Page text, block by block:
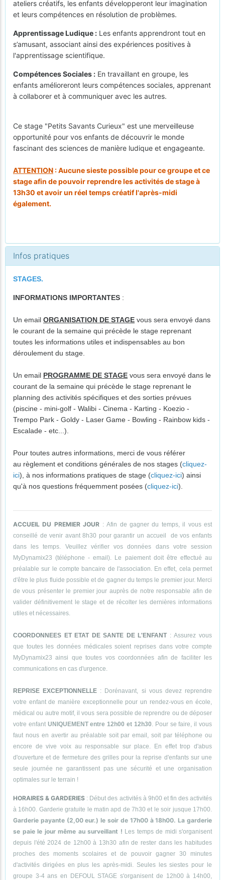
ateliers créatifs, les enfants développeront leur imagination
et leurs compétences en résolution de problèmes.
Apprentissage Ludique : Les enfants apprendront tout en
s’amusant, associant ainsi des expériences positives à
l'apprentissage scientifique.
Compétences Sociales : En travaillant en groupe, les
enfants amélioreront leurs compétences sociales, apprenant
à collaborer et à communiquer avec les autres.
Ce stage "Petits Savants Curieux" est une merveilleuse
opportunité pour vos enfants de découvrir le monde
fascinant des sciences de manière ludique et engageante.
ATTENTION : Aucune sieste possible pour ce groupe et ce
stage afin de pouvoir reprendre les activités de stage à
13h30 et avoir un réel temps créatif l'après-midi
également.
Infos pratiques
STAGES.
INFORMATIONS IMPORTANTES :
Un email ORGANISATION DE STAGE vous sera envoyé dans
le courant de la semaine qui précède le stage reprenant
toutes les informations utiles et indispensables au bon
déroulement du stage.
Un email PROGRAMME DE STAGE vous sera envoyé dans le
courant de la semaine qui précède le stage reprenant le
planning des activités spécifiques et des sorties prévues
(piscine - mini-golf - Walibi - Cinema - Karting - Koezio -
Trempo Park - Goldy - Laser Game - Bowling - Rainbow kids -
Escalade - etc...).
Pour toutes autres informations, merci de vous référer
au règlement et conditions générales de nos stages (cliquez-
ici), à nos informations pratiques de stage (cliquez-ici) ainsi
qu'à nos questions fréquemment posées (cliquez-ici).
ACCUEIL DU PREMIER JOUR : Afin de gagner du temps, il vous est
conseillé de venir avant 8h30 pour garantir un accueil de vos enfants
dans les temps. Veuillez vérifier vos données dans votre session
MyDynamix23 (téléphone - email). Le paiement doit être effectué au
préalable sur le compte bancaire de l'association. En effet, cela permet
d'être le plus fluide possible et de gagner du temps le premier jour. Merci
de vous présenter le premier jour auprès de notre responsable afin de
valider définitivement le stage et de récolter les dernières informations
utiles et nécessaires.
COORDONNEES ET ETAT DE SANTE DE L'ENFANT: Assurez vous
que toutes les données médicales soient reprises dans votre compte
MyDynamix23 ainsi que toutes vos coordonnées afin de faciliter les
communications en cas d'urgence.
REPRISE EXCEPTIONNELLE : Dorénavant, si vous devez reprendre
votre enfant de manière exceptionnelle pour un rendez-vous en école,
médical ou autre motif, il vous sera possible de reprendre ou de déposer
votre enfant UNIQUEMENT entre 12h00 et 12h30. Pour se faire, il vous
faut nous en avertir au préalable soit par email, soit par téléphone ou
encore de vive voix au responsable sur place. En effet trop d'abus
d'ouverture et de fermeture des grilles pour la reprise d'enfants sur une
seule journée ne garantissent pas une sécurité et une organisation
optimales sur le terrain !
HORAIRES & GARDERIES : Début des activités à 9h00 et fin des activités
à 16h00. Garderie gratuite le matin apd de 7h30 et le soir jusque 17h00.
Garderie payante (2,00 eur.) le soir de 17h00 à 18h00. La garderie
se paie le jour même au surveillant ! Les temps de midi s'organisent
depuis l'été 2024 de 12h00 à 13h30 afin de rester dans les habitudes
proches des moments scolaires et de pouvoir gagner 30 minutes
d'activités dirigées en plus les après-midi. Seules les siestes pour le
groupe 3-4 ans en DEFOUL STAGE s'organisent de 12h00 à 14h00,